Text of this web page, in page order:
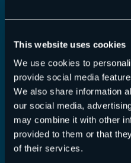
This website uses cookies
We use cookies to
provide social media
We also share information
our social media,
may combine it with other
provided to them or that
of their services.
365 Total Backup –